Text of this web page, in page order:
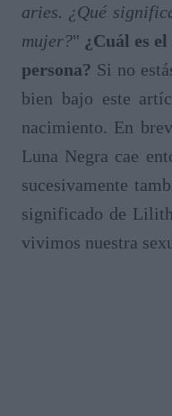
aries. ¿Qué
mujer?" ¿Cuál es
persona? Si no
bien bajo este
nacimiento. En
Luna Negra cae
sucesivamente
significado de
vivimos nuestra